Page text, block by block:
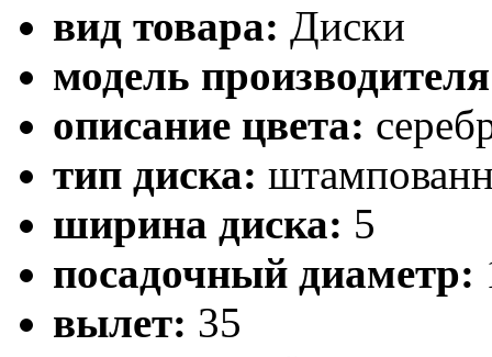
вид товара: Диски
модель
описание цвета:
тип диска:
ширина диска: 5
посадочный диаметр:
вылет: 35